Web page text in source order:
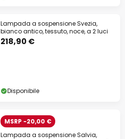
Lampada a sospensione Svezia,
bianco antico, tessuto, noce, a 2 luci
218,90 €
Disponibile
MSRP -20,00 €
Lampada a sospensione Salvia,